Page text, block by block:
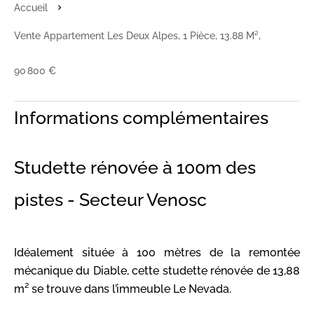
Accueil
Vente Appartement Les Deux Alpes, 1 Pièce, 13.88 M²,
90 800 €
Informations complémentaires
Studette rénovée à 100m des
pistes - Secteur Venosc
Idéalement située à 100 mètres de la remontée
mécanique du Diable, cette studette rénovée de 13,88
m² se trouve dans l’immeuble Le Nevada.